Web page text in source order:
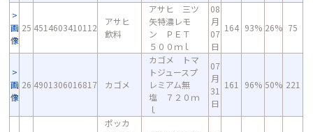
画
像
25 4514603410112
アサヒ
飲料
アサヒ 三ツ
矢特濃レモ
ン ＰＥＴ
５００ｍｌ
08
月
07
日
164 93% 26% 75
画
像
26 4901306016817 カゴメ
カゴメ トマ
トジュースプ
レミアム無
塩 ７２０ｍ
ｌ
07
月
31
日
161 96% 50% 221
ポッカ